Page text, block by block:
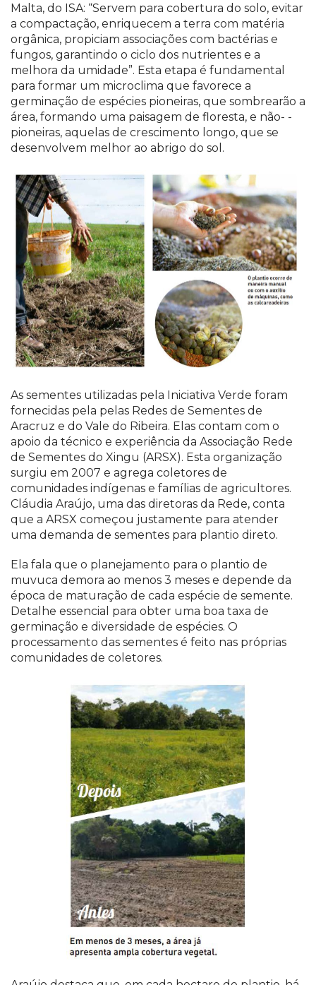
Malta, do ISA: “Servem para cobertura do solo, evitar
a compactação, enriquecem a terra com matéria
orgânica, propiciam associações com bactérias e
fungos, garantindo o ciclo dos nutrientes e a
melhora da umidade”. Esta etapa é fundamental
para formar um microclima que favorece a
germinação de espécies pioneiras, que sombrearão a
área, formando uma paisagem de floresta, e não- -
pioneiras, aquelas de crescimento longo, que se
desenvolvem melhor ao abrigo do sol.
As sementes utilizadas pela Iniciativa Verde foram
fornecidas pela pelas Redes de Sementes de
Aracruz e do Vale do Ribeira. Elas contam com o
apoio da técnico e experiência da Associação Rede
de Sementes do Xingu (ARSX). Esta organização
surgiu em 2007 e agrega coletores de
comunidades indígenas e famílias de agricultores.
Cláudia Araújo, uma das diretoras da Rede, conta
que a ARSX começou justamente para atender
uma demanda de sementes para plantio direto.
Ela fala que o planejamento para o plantio de
muvuca demora ao menos 3 meses e depende da
época de maturação de cada espécie de semente.
Detalhe essencial para obter uma boa taxa de
germinação e diversidade de espécies. O
processamento das sementes é feito nas próprias
comunidades de coletores.